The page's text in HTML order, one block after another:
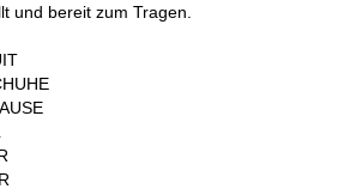
und bereit zum Tragen.